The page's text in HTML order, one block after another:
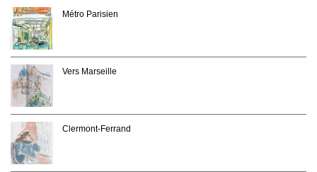
Métro Parisien
Vers Marseille
Clermont-Ferrand